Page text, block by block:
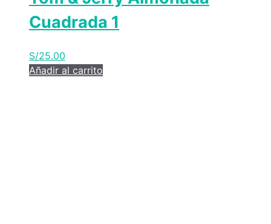
Cuadrada 1
S/25.00
Añadir al carrito